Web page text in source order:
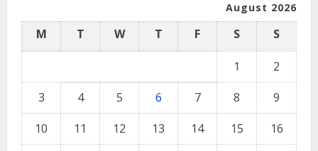
August 2026
M T W T F S S
1
2
3
4 5 6 7 8
9
10
11 12 13 14 15
16